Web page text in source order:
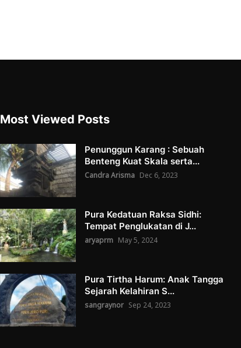
Most Viewed Posts
Penunggun Karang : Sebuah
Benteng Kuat Skala serta...
Candra Arisma Dec 6, 2023
Pura Kedatuan Raksa Sidhi:
Tempat Penglukatan di J...
aryaprm May 5, 2024
Pura Tirtha Harum: Anak Tangga
Sejarah Kelahiran S...
sangraynor Sep 24, 2023